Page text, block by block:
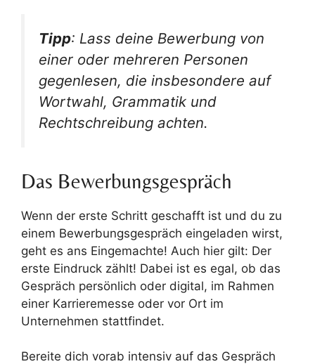
Tipp: Lass deine Bewerbung von
einer oder mehreren Personen
gegenlesen, die insbesondere auf
Wortwahl, Grammatik und
Rechtschreibung achten.
Das Bewerbungsgespräch
Wenn der erste Schritt geschafft ist und du zu
einem Bewerbungsgespräch eingeladen wirst,
geht es ans Eingemachte! Auch hier gilt: Der
erste Eindruck zählt! Dabei ist es egal, ob das
Gespräch persönlich oder digital, im Rahmen
einer Karrieremesse oder vor Ort im
Unternehmen stattfindet.
Bereite dich vorab intensiv auf das Gespräch